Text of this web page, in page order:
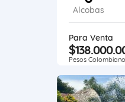
Alcobas
Para Venta
Pesos